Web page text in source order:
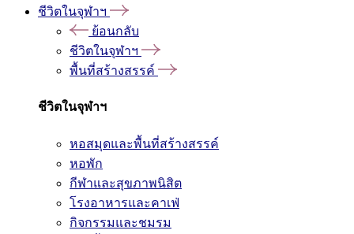
ชีวิตในจุฬาฯ
ย้อนกลับ
ชีวิตในจุฬาฯ
พื้นที่สร้างสรรค์
ชีวิตในจุฬาฯ
หอสมุดและพื้นที่สร้างสรรค์
หอพัก
กีฬาและสุขภาพนิสิต
โรงอาหารและคาเฟ่
กิจกรรมและชมรม